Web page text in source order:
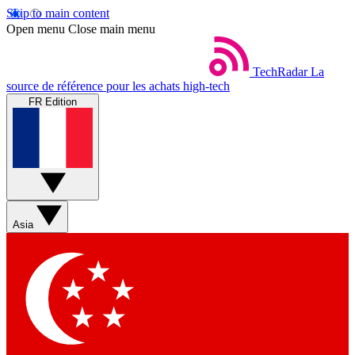
Skip to main content
Open menu Close main menu
TechRadar La
source de référence pour les achats high-tech
FR Edition
Asia